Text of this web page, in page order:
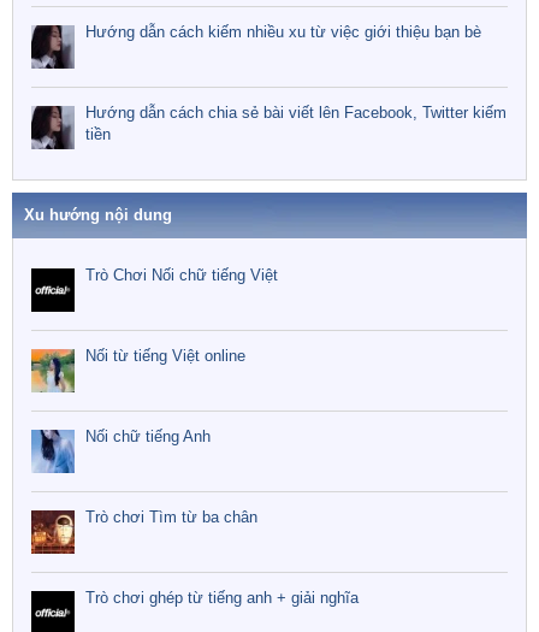
Hướng dẫn cách kiếm nhiều xu từ việc giới thiệu bạn bè
Hướng dẫn cách chia sẻ bài viết lên Facebook, Twitter kiếm
tiền
Xu hướng nội dung
Trò Chơi Nối chữ tiếng Việt
Nối từ tiếng Việt online
Nối chữ tiếng Anh
Trò chơi Tìm từ ba chân
Trò chơi ghép từ tiếng anh + giải nghĩa